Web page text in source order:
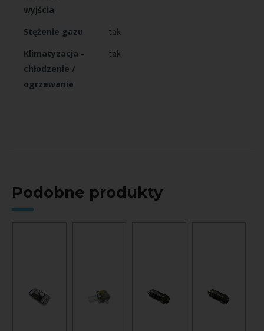
wyjścia
Stężenie gazu
tak
Klimatyzacja -
chłodzenie /
ogrzewanie
tak
Podobne produkty